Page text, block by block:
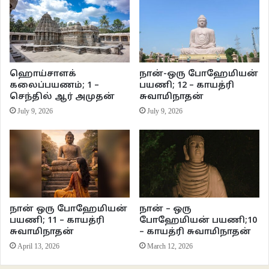
பர்ரே ராணுவ ஆட்சியில் மெல்ல மெல்ல வலுப்பெற்றுக் கொண்டிருந்தது.
ஒரு சோமாலிய கவிதை :
“காலம் காலமாக மனிதர்கள் மீது
நான் கருணைகளை பொழிந்த வண்ணம் இருக்கிறேன்.
நான் கருணை பொழிந்து கொண்டே இருக்கிறேன்.
அவர்களுக்கு இன்னும் நிறைவு கொள்ளவில்லையா?
அவர்களை தூங்க அழைத்தேன்.
அவர்களுக்கு இன்னும் நிறைவு கொள்ளவில்லையா?
ஒட்டகத்துப் பாலை நாளொன்றுக்கு
மும்முறை கறந்தேன்.
அவர்களை அருந்த அழைத்தேன்.
அவர்களுக்கு இன்னும் நிறைவு கொள்ளவில்லையா?
கொழுத்த கிடாய் அடித்து உண்ண அழைத்தேன்.
அவர்களுக்கு இன்னும் நிறைவு கொள்ளவில்லையா?
ஹொய்சாளக்
கலைப்பயணம்; 1 –
செந்தில் ஆர் அமுதன்
July 9, 2026
நான்-ஒரு போஹேமியன்
பயணி; 12 – காயத்ரி
சுவாமிநாதன்
July 9, 2026
நான் ஒரு போஹேமியன்
பயணி; 11 – காயத்ரி
சுவாமிநாதன்
April 13, 2026
நான் – ஒரு
போஹேமியன் பயணி;10
– காயத்ரி சுவாமிநாதன்
March 12, 2026